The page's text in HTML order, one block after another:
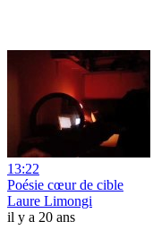
13:22
Poésie cœur de cible
Laure Limongi
il y a 20 ans